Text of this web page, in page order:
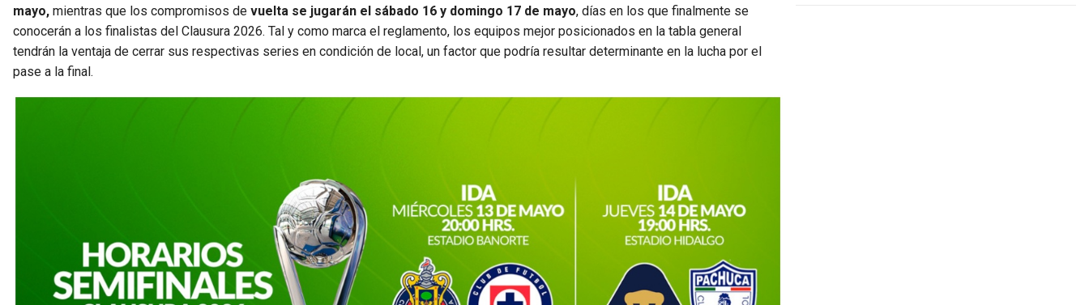
mayo, mientras que los compromisos de vuelta se jugarán el sábado 16 y domingo 17 de mayo, días en los que finalmente se
conocerán a los finalistas del Clausura 2026. Tal y como marca el reglamento, los equipos mejor posicionados en la tabla general
tendrán la ventaja de cerrar sus respectivas series en condición de local, un factor que podría resultar determinante en la lucha por el
pase a la final.